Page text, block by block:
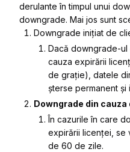
derulante în timpul unui
downgrade. Mai jos sunt
Downgrade inițiat de
Dacă downgrade-
cauza expirării
de grație), datele
șterse permanent
Downgrade din
În cazurile în care
expirării licenței, se
de 60 de zile.